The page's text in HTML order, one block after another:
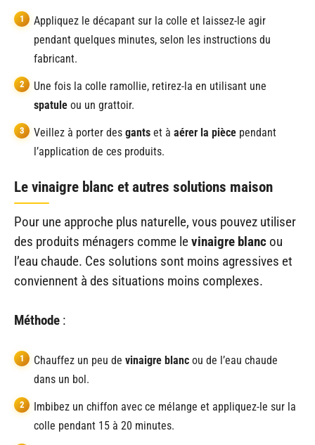
Appliquez le décapant sur la colle et laissez-le agir
pendant quelques minutes, selon les instructions du
fabricant.
Une fois la colle ramollie, retirez-la en utilisant une
spatule ou un grattoir.
Veillez à porter des gants et à aérer la pièce pendant
l’application de ces produits.
Le vinaigre blanc et autres solutions maison
Pour une approche plus naturelle, vous pouvez utiliser
des produits ménagers comme levinaigre blanc ou
l’eau chaude. Ces solutions sont moins agressives et
conviennent à des situations moins complexes.
Méthode :
Chauffez un peu de vinaigre blanc ou de l’eau chaude
dans un bol.
Imbibez un chiffon avec ce mélange et appliquez-le sur la
colle pendant 15 à 20 minutes.